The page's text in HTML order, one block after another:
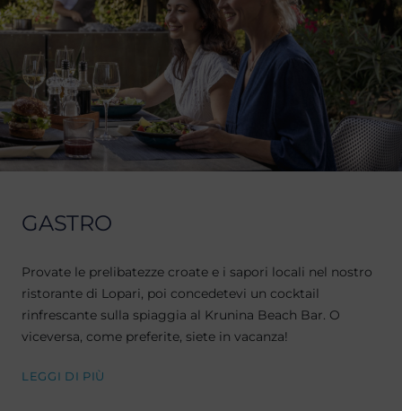
GASTRO
Provate le prelibatezze croate e i sapori locali nel nostro
ristorante di Lopari, poi concedetevi un cocktail
rinfrescante sulla spiaggia al Krunina Beach Bar. O
viceversa, come preferite, siete in vacanza!
LEGGI DI PIÙ